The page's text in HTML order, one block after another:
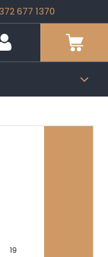
677 1370
19